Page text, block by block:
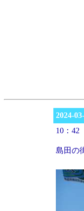
2024-
10：
島田の